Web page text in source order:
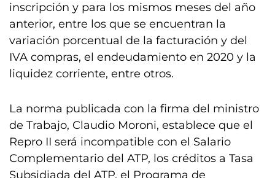
inscripción y para los mismos meses del año
anterior, entre los que se encuentran la
variación porcentual de la facturación y del
IVA compras, el endeudamiento en 2020 y la
liquidez corriente, entre otros.
La norma publicada con la firma del ministro
de Trabajo, Claudio Moroni, establece que el
Repro II será incompatible con el Salario
Complementario del ATP, los créditos a Tasa
Subsidiada del ATP, el Programa de